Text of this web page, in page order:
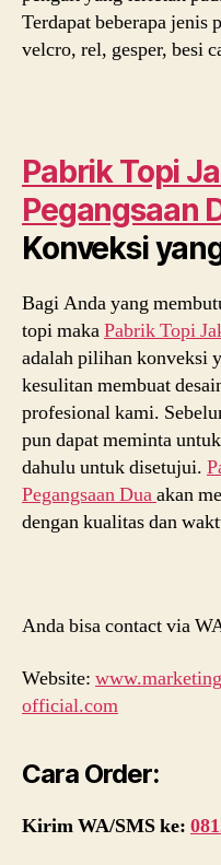
Terdapat beberapa jenis
velcro, rel, gesper, besi
Pabrik Topi
Pegangsaan
Konveksi
Bagi Anda yang
topi makaPabrik Topi
adalah pilihan konveksi
kesulitan membuat
profesional kami.
pun dapat meminta
dahulu untuk disetujui.
Pegangsaan Duaakan
dengan kualitas dan
Anda bisa contact via
Website:
official.com
Cara Order:
Kirim WA/SMS ke: